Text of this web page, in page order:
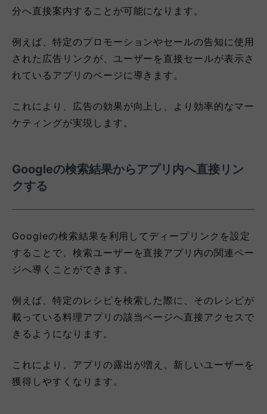
分へ直接案内することが可能になります。
例えば、特定のプロモーションやセールの告知に使用
された広告リンクが、ユーザーを直接セールが表示さ
れているアプリのページに導きます。
これにより、広告の効果が向上し、より効率的なマー
ケティングが実現します。
Googleの検索結果からアプリ内へ直接リン
クする
Googleの検索結果を利用してディープリンクを設定
することで、検索ユーザーを直接アプリ内の関連ペー
ジへ導くことができます。
例えば、特定のレシピを検索した際に、そのレシピが
載っている料理アプリの該当ページへ直接アクセスで
きるようになります。
これにより、アプリの露出が増え、新しいユーザーを
獲得しやすくなります。